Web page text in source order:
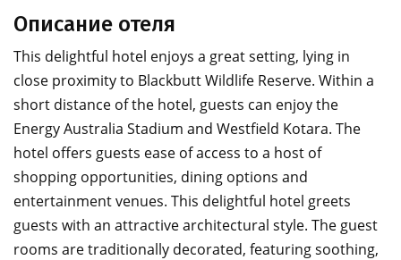
Описание отеля
This delightful hotel enjoys a great setting, lying in
close proximity to Blackbutt Wildlife Reserve. Within a
short distance of the hotel, guests can enjoy the
Energy Australia Stadium and Westfield Kotara. The
hotel offers guests ease of access to a host of
shopping opportunities, dining options and
entertainment venues. This delightful hotel greets
guests with an attractive architectural style. The guest
rooms are traditionally decorated, featuring soothing,